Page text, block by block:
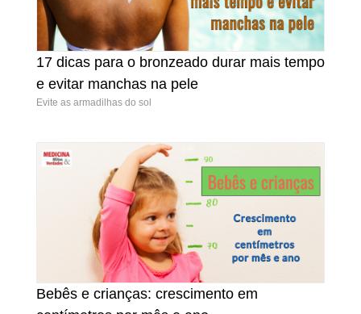
17 dicas para o bronzeado durar mais tempo e
evitar manchas na pele
17 dicas para o bronzeado durar mais tempo
e evitar manchas na pele
Evite as armadilhas do sol
Bebês e crianças: crescimento em centímetros
Bebês e crianças: crescimento em